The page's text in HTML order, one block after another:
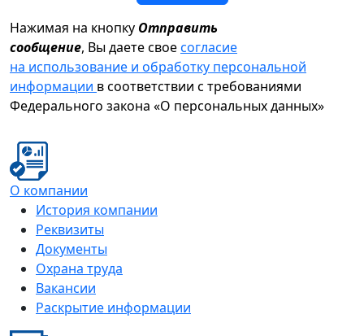
Нажимая на кнопку Отправить
сообщение, Вы даете своесогласие
на использование и обработку персональной
информации в соответствии с требованиями
Федерального закона «О персональных данных»
О компании
История компании
Реквизиты
Документы
Охрана труда
Вакансии
Раскрытие информации